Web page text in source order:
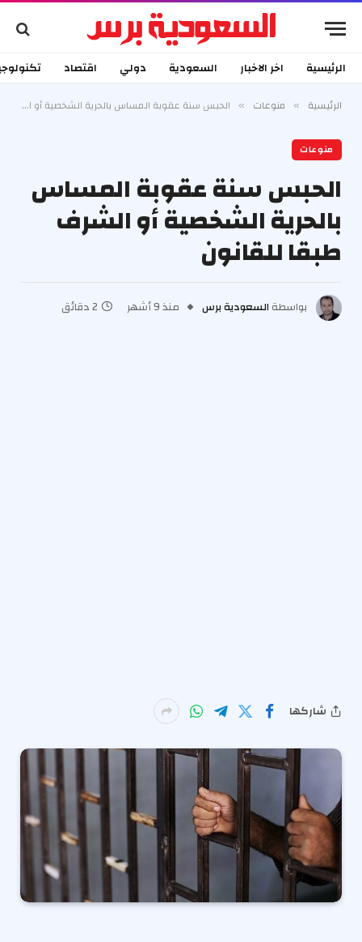
الرئيسية اخر الاخبار السعودية دولي اقتصاد
الرئيسية » منوعات » الحبس سنة عقوبة المساس بالحرية الشخصية أو الشرف طبقا للقانون
منوعات
الحبس سنة عقوبة المساس
بالحرية الشخصية أو الشرف
طبقا للقانون
بواسطة السعودية برس منذ 9 أشهر 2 دقائق
شاركها